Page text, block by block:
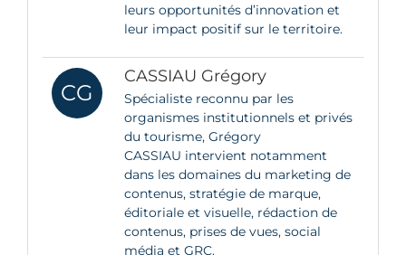
leurs opportunités d’innovation et
leur impact positif sur le territoire.
CG
CASSIAU Grégory
Spécialiste reconnu par les
organismes institutionnels et privés
du tourisme, Grégory
CASSIAU intervient notamment
dans les domaines du marketing de
contenus, stratégie de marque,
éditoriale et visuelle, rédaction de
contenus, prises de vues, social
média et GRC.